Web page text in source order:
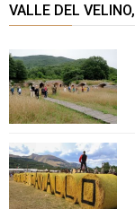
VALLE DEL